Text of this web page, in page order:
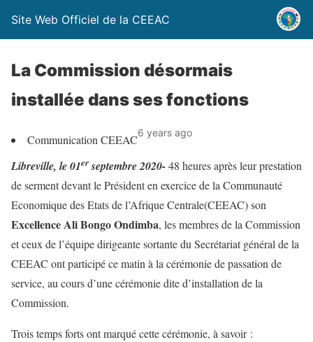
Site Web Officiel de la CEEAC
La Commission désormais
installée dans ses fonctions
Communication CEEAC6 years ago
Libreville, le 01erseptembre 2020-48 heures après leur prestation
de serment devant le Président en exercice de la Communauté
Economique des Etats de l’Afrique Centrale(CEEAC) son
Excellence Ali Bongo Ondimba, les membres de la Commission
et ceux de l’équipe dirigeante sortante du Secrétariat général de la
CEEAC ont participé ce matin à la cérémonie de passation de
service, au cours d’une cérémonie dite d’installation de la
Commission.
Trois temps forts ont marqué cette cérémonie, à savoir :